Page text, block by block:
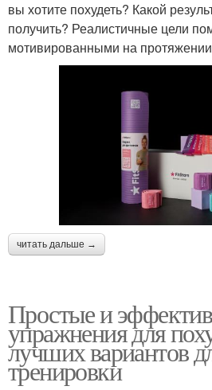
вы хотите похудеть? Какой
получить? Реалистичные цели
мотивированными на протяжении
читать дальше →
Простые и
упражнения для
лучших вариантов
тренировки